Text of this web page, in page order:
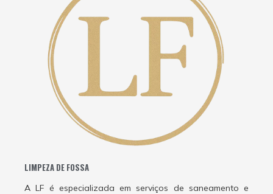
LIMPEZA DE FOSSA
A LF é especializada em serviços de saneamento e